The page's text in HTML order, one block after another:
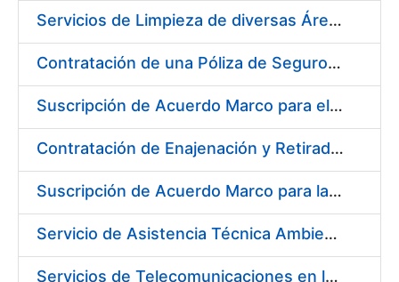
Servicios de Limpieza de diversas Áreas y Edificios de la Fábrica, Servicio de Acarreo de Mobiliario y Enseres y Mantenimiento de las Zonas Ajardinadas, para la Fábrica de Papel de Burgos de la Fábrica Nacional de Moneda y Timbre – Real Casa de Moneda
Contratación de una Póliza de Seguro Colectivo de Asistencia Sanitaria
Suscripción de Acuerdo Marco para el Servicio de Visitas a Oficinas de Registro
Contratación de Enajenación y Retirada de Recortes Sobrantes y Desperdicios de Papel Impreso y No Impreso durante el año 2019
Suscripción de Acuerdo Marco para la Contratación de Fabricación de Piezas
Servicio de Asistencia Técnica Ambiental en la FNMT-RCM Burgos
Servicios de Telecomunicaciones en la Fábrica Nacional de Moneda y Timbre - Real Casa de la Moneda